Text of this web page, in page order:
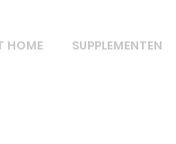
HOME SUPPLEMENTEN